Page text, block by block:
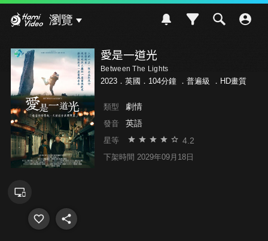
瀏覽
愛是一道光
Between The Lights
2023．英國．104分鐘 ． 普遍級 ．HD畫質
類型 劇情
發音 英語
星等 4.2
下架時間 2029年09月18日